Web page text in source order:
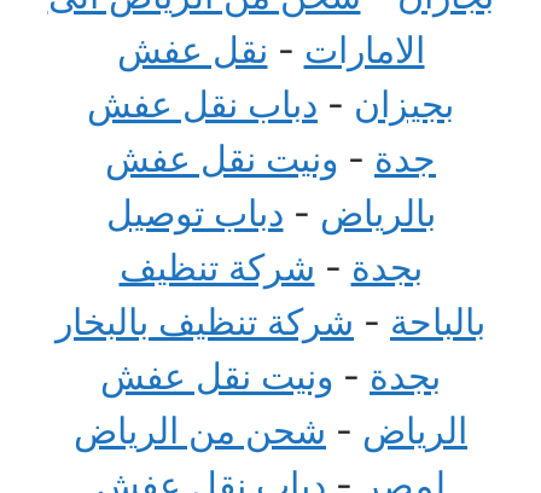
الامارات - نقل عفش
بجيزان - دباب نقل عفش
جدة - ونيت نقل عفش
بالرياض - دباب توصيل
بجدة - شركة تنظيف
بالباحة - شركة تنظيف بالبخار
بجدة - ونيت نقل عفش
الرياض - شحن من الرياض
لمصر - دباب نقل عفش